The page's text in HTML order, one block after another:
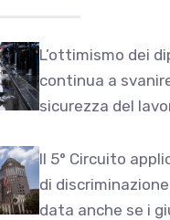
L’ottimismo dei
continua a
sicurezza del
Il 5° Circuito
di
data anche se i